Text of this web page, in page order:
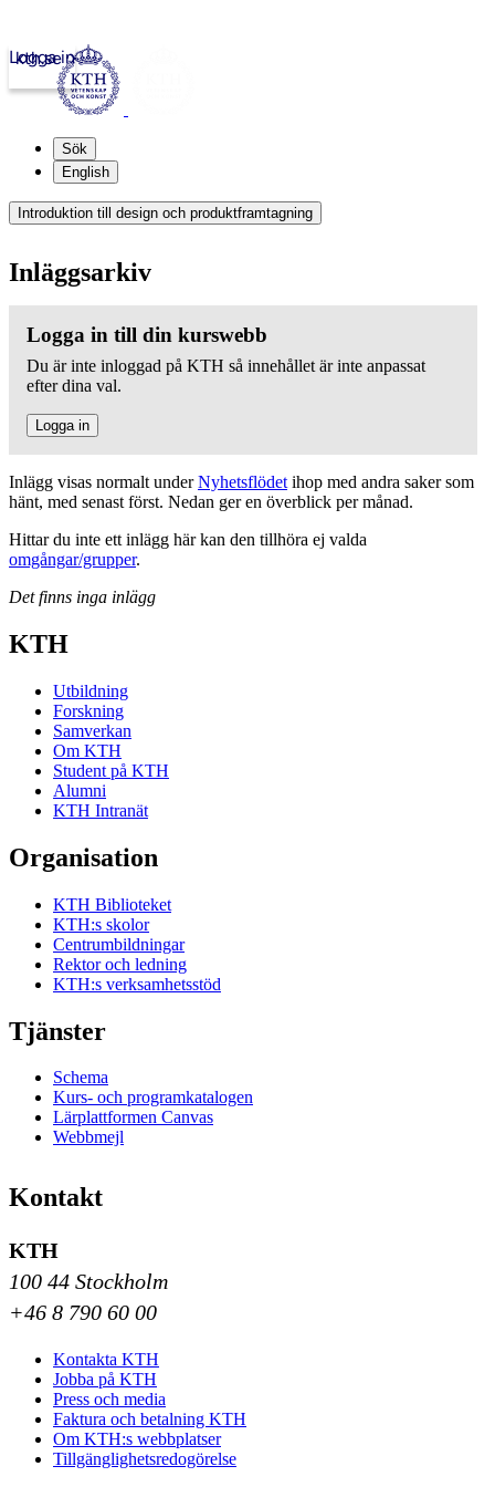
kth.se
Logga in
Sök
English
Introduktion till design och produktframtagning
Inläggsarkiv
Logga in till din kurswebb
Du är inte inloggad på KTH så innehållet är inte anpassat
efter dina val.
Logga in
Inlägg visas normalt underNyhetsflödet ihop med andra saker som
hänt, med senast först. Nedan ger en överblick per månad.
Hittar du inte ett inlägg här kan den tillhöra ej valda
omgångar/grupper.
Det finns inga inlägg
KTH
Utbildning
Forskning
Samverkan
Om KTH
Student på KTH
Alumni
KTH Intranät
Organisation
KTH Biblioteket
KTH:s skolor
Centrumbildningar
Rektor och ledning
KTH:s verksamhetsstöd
Tjänster
Schema
Kurs- och programkatalogen
Lärplattformen Canvas
Webbmejl
Kontakt
KTH
100 44 Stockholm
+46 8 790 60 00
Kontakta KTH
Jobba på KTH
Press och media
Faktura och betalning KTH
Om KTH:s webbplatser
Tillgänglighetsredogörelse